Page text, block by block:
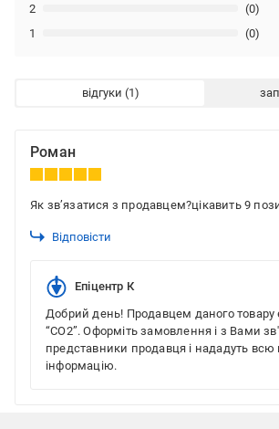
1 (0)
2 (0)
відгуки
Роман
Як звʼязатися з продавцем?цікавить 9
Відповісти
Епіцентр К
Добрий день! Продавцем даного товару
“СО2”. Оформіть замовлення і з Вами
представники продавця і нададуть всю
інформацію.